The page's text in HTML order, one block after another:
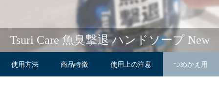
Tsuri Care 魚臭撃退 ハンドソープ New
使用方法 商品特徴 使用上の注意 つめかえ用